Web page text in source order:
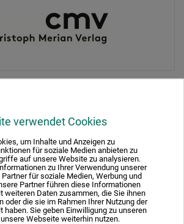
verwendet Cookies
um Inhalte und Anzeigen zu
für soziale Medien anbieten zu
auf unsere Website zu analysieren.
zu Ihrer Verwendung unserer
für soziale Medien, Werbung und
Partner führen diese Informationen
weiteren Daten zusammen, die Sie ihnen
oder die sie im Rahmen Ihrer Nutzung der
haben. Sie geben Einwilligung zu unseren
Webseite weiterhin nutzen.
1